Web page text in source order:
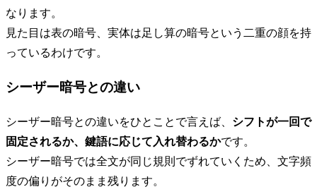
なります。
見た目は表の暗号、実体は足し算の暗号という二重の顔を持
っているわけです。
シーザー暗号との違い
シーザー暗号との違いをひとことで言えば、 シフトが一回で
固定されるか、鍵語に応じて入れ替わるかです。
シーザー暗号では全文が同じ規則でずれていくため、文字頻
度の偏りがそのまま残ります。